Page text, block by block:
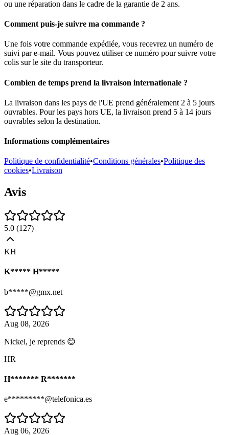
ou une réparation dans le cadre de la garantie de 2 ans.
Comment puis-je suivre ma commande ?
Une fois votre commande expédiée, vous recevrez un numéro de
suivi par e-mail. Vous pouvez utiliser ce numéro pour suivre votre
colis sur le site du transporteur.
Combien de temps prend la livraison internationale ?
La livraison dans les pays de l'UE prend généralement 2 à 5 jours
ouvrables. Pour les pays hors UE, la livraison prend 5 à 14 jours
ouvrables selon la destination.
Informations complémentaires
Politique de confidentialité•Conditions générales•Politique des
cookies•Livraison
Avis
5.0 (127)
KH
K***** H*****
b*****@gmx.net
Aug 08, 2026
Nickel, je reprends 😊
HR
H******* R*******
e*********@telefonica.es
Aug 06, 2026